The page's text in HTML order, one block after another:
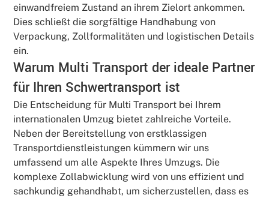
einwandfreiem Zustand an ihrem Zielort ankommen.
Dies schließt die sorgfältige Handhabung von
Verpackung, Zollformalitäten und logistischen Details
ein.
Warum Multi Transport der ideale Partner
für Ihren Schwertransport ist
Die Entscheidung für Multi Transport bei Ihrem
internationalen Umzug bietet zahlreiche Vorteile.
Neben der Bereitstellung von erstklassigen
Transportdienstleistungen kümmern wir uns
umfassend um alle Aspekte Ihres Umzugs. Die
komplexe Zollabwicklung wird von uns effizient und
sachkundig gehandhabt, um sicherzustellen, dass es